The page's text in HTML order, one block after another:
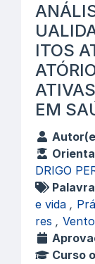
ITOS
EM
DRIGO
e vida ,
res ,
Curso